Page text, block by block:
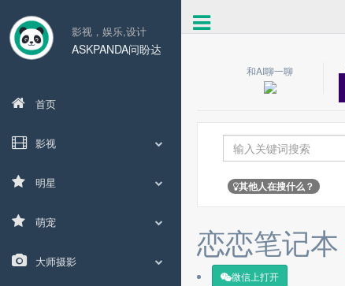
影视，娱乐,设计
ASKPANDA问盼达
首页
影视
明星
萌宠
大师摄影
和AI聊一聊
其他人在搜什么？
恋恋笔记本
微信上打开